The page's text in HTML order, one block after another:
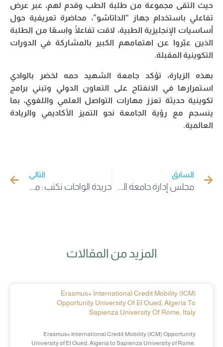
حيث التقى مجموعة من طلبة الطب وقدم لهم، عبر عرض
تفاعلي باستخدام جهاز “الداتاشو”، محاضرة تعريفية حول
أساسيات الإنجليزية الطبية، لاقت تفاعلًا واسعًا من الطلبة
الذين عبّروا عن اهتمامهم الكبير بالمشاركة في الدورات
التكوينية المقبلة.
بهذه الزيارة، تؤكد جامعة الشهيد حمه لخضر بالوادي
استمرارها في الانفتاح على التعاون الدولي وتبني برامج
تكوينية حديثة تعزز مهارات التواصل العلمي واللغوي، بما
ينسجم مع رؤية الجامعة نحو التميز الأكاديمي والريادة
العالمية.
السابق التالي
المزيد من المقالات
Erasmus+ International Credit Mobility (ICM)
Opportunity University Of El Oued, Algeria To
Sapienza University Of Rome, Italy
Erasmus+ International Credit Mobility (ICM) Opportunity
University of El Oued, Algeria to Sapienza University of Rome,